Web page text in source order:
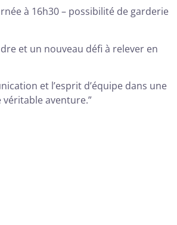
à 16h30 – possibilité de garderie
et un nouveau défi à relever en
et l’esprit d’équipe dans une
aventure.”